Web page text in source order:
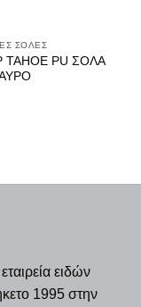
ΣΟΛΕΣ
ΤΑΗΟΕ PU ΣΟΛΑ
ειδών
1995 στην